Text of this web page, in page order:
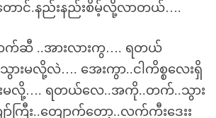
ောင်.နည်းနည်းစိမ့်လို့လာတယ်….
တက်ဆီ ..အားလားကွ…. ရတယ်
မလို့လဲ…. အေးကွာ..ငါကိစ္စလေးရှိ
မလို့…. ရတယ်လေ..အကို..တက်..သွား
ာ်ကြီး..တျောက်တော့..လက်ကီးဒေးး